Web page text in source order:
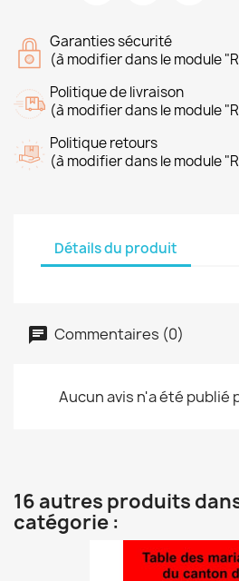
Garanties sécurité
(à modifier dans le module
Politique de livraison
(à modifier dans le module
Politique retours
(à modifier dans le module
Détails du produit
Commentaires (0)
Aucun avis n'a été publié
16 autres produits
catégorie :